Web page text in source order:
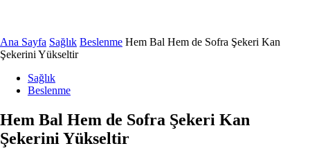
Ana Sayfa Sağlık Beslenme Hem Bal Hem de Sofra Şekeri Kan
Şekerini Yükseltir
Sağlık
Beslenme
Hem Bal Hem de Sofra Şekeri Kan
Şekerini Yükseltir